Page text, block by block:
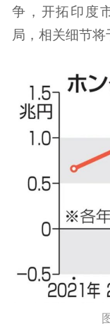
争，开拓印度
局，相关细节将